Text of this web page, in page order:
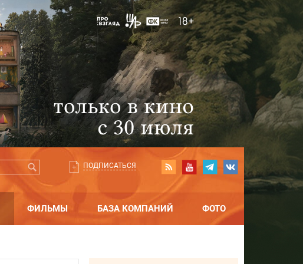
ПОДПИСАТЬСЯ
ФИЛЬМЫ БАЗА КОМПАНИЙ ФОТО